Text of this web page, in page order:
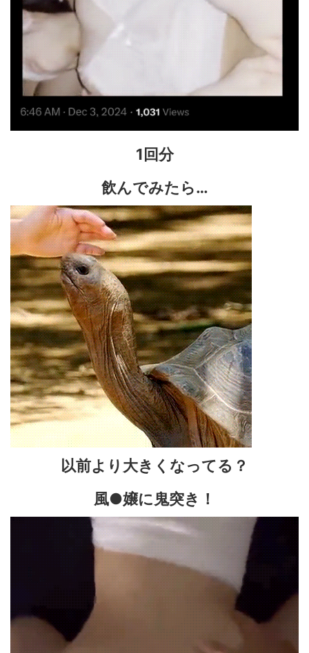
1回分
飲んでみたら…
以前より大きくなってる？
風●嬢に鬼突き！